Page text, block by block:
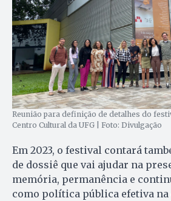
Reunião para definição de detalhes do
Centro Cultural da UFG | Foto: Divulgação
Em 2023, o festival contará
de dossiê que vai ajudar na
memória, permanência e
como política pública efetiva na